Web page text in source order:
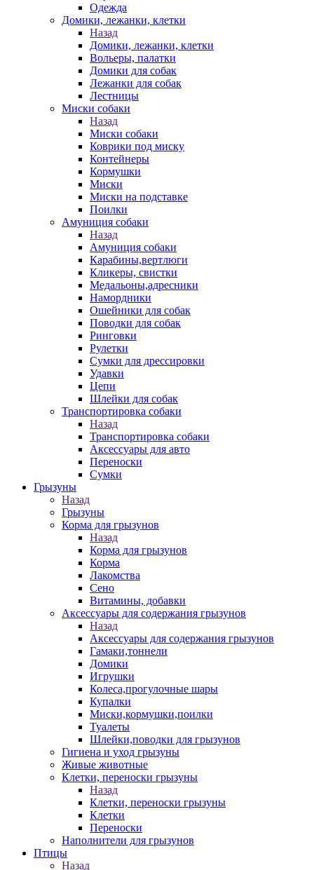
Одежда
Домики, лежанки, клетки
Назад
Домики, лежанки, клетки
Вольеры, палатки
Домики для собак
Лежанки для собак
Лестницы
Миски собаки
Назад
Миски собаки
Коврики под миску
Контейнеры
Кормушки
Миски
Миски на подставке
Поилки
Амуниция собаки
Назад
Амуниция собаки
Карабины,вертлюги
Кликеры, свистки
Медальоны,адресники
Намордники
Ошейники для собак
Поводки для собак
Ринговки
Рулетки
Сумки для дрессировки
Удавки
Цепи
Шлейки для собак
Транспортировка собаки
Назад
Транспортировка собаки
Аксессуары для авто
Переноски
Сумки
Грызуны
Назад
Грызуны
Корма для грызунов
Назад
Корма для грызунов
Корма
Лакомства
Сено
Витамины, добавки
Аксессуары для содержания грызунов
Назад
Аксессуары для содержания грызунов
Гамаки,тоннели
Домики
Игрушки
Колеса,прогулочные шары
Купалки
Миски,кормушки,поилки
Туалеты
Шлейки,поводки для грызунов
Гигиена и уход грызуны
Живые животные
Клетки, переноски грызуны
Назад
Клетки, переноски грызуны
Клетки
Переноски
Наполнители для грызунов
Птицы
Назад